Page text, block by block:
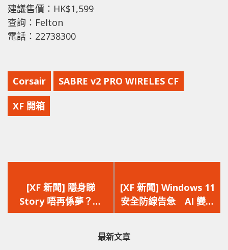
建議售價：HK$1,599
查詢：Felton
電話：22738300
Corsair SABRE v2 PRO WIRELES CF
XF 開箱
一
篇
文
[XF 新聞] 隱身睇
Story 唔再係夢？
Instagram Plus 付費
一
篇
文
[XF 新聞] Windows 11
安全防線告急 AI 變種
惡意程式橫行傳統防毒
最新文章